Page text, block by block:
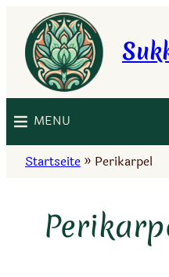
Inhalt
springen
MENU
Startseite » Perikarpel